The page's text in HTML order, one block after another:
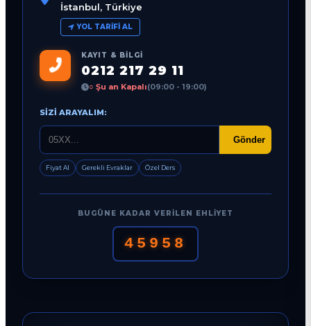
İstanbul, Türkiye
YOL TARIFI AL
KAYIT & BILGI
0212 217 29 11
○ Şu an Kapalı(09:00 - 19:00)
SIZI ARAYALIM:
Gönder
Fiyat Al Gerekli Evraklar Özel Ders
BUGÜNE KADAR VERILEN EHLIYET
45958